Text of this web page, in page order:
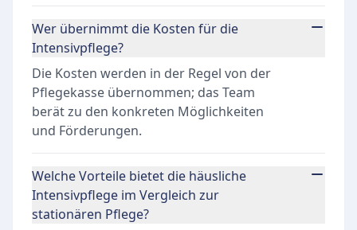
Wer übernimmt die Kosten für die
Intensivpflege?
Die Kosten werden in der Regel von der
Pflegekasse übernommen; das Team
berät zu den konkreten Möglichkeiten
und Förderungen.
Welche Vorteile bietet die häusliche
Intensivpflege im Vergleich zur
stationären Pflege?